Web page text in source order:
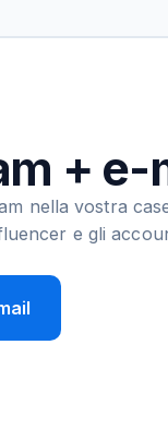
+ e-
nella vostra
e gli